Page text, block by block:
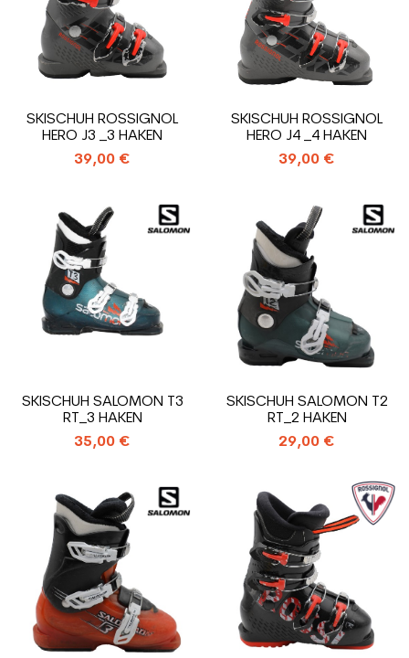
SKISCHUH ROSSIGNOL
HERO J3 _3 HAKEN
39,00 €
SKISCHUH ROSSIGNOL
HERO J4 _4 HAKEN
39,00 €
SKISCHUH SALOMON T3
RT_3 HAKEN
35,00 €
SKISCHUH SALOMON T2
RT_2 HAKEN
29,00 €